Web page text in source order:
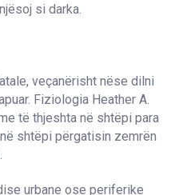
si darka.
veçanërisht nëse dilni
Fiziologia Heather A.
të thjeshta në shtëpi para
shtëpi përgatisin zemrën
urbane ose periferike